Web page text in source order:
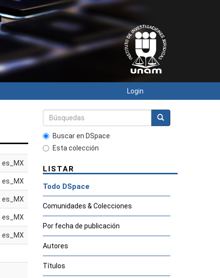
Login
es_MX
es_MX
es_MX
es_MX
es_MX
Buscar en DSpace
Esta colección
LISTAR
Todo DSpace
Comunidades & Colecciones
Por fecha de publicación
Autores
Títulos